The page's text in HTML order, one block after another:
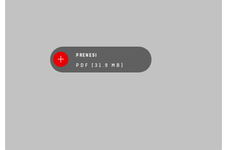
PRENESI
PDF (31.9 MB)